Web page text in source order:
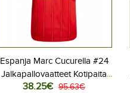
Espanja Marc Cucurella #24
Jalkapallovaatteet Kotipaita
MM-kisat 2026 Lyhythihainen
38.25€ 95.63€